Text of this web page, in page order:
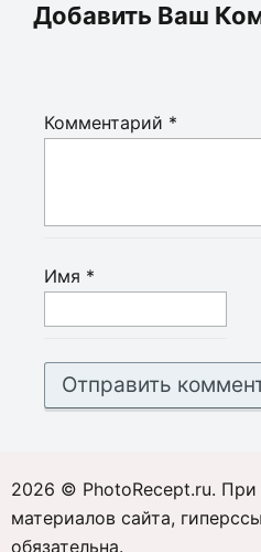
Добавить Ваш
Комментарий *
Имя *
2026 © PhotoRecept.ru. При
материалов сайта,
обязательна.